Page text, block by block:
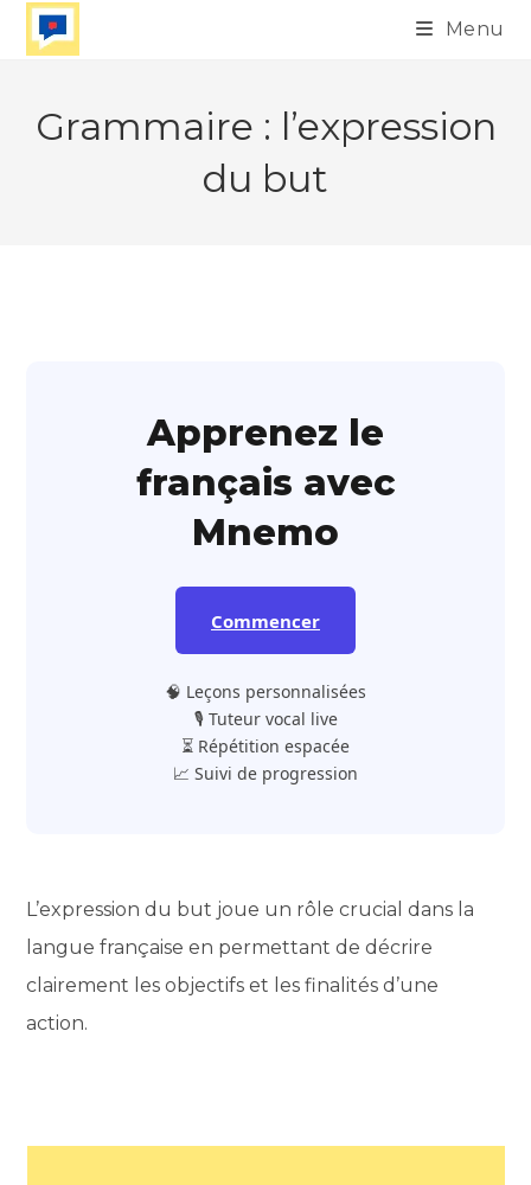
Skip
Menu
Grammaire : l’expression
du but
Apprenez le
français avec
Mnemo
Commencer
🧠 Leçons personnalisées
🎙️ Tuteur vocal live
⏳ Répétition espacée
📈 Suivi de progression
L’expression du but joue un rôle crucial dans la
langue française en permettant de décrire
clairement les objectifs et les finalités d’une
action.